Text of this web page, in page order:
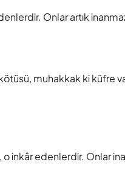
Onlar artık
muhakkak ki küfre
inkâr edenlerdir. Onlar